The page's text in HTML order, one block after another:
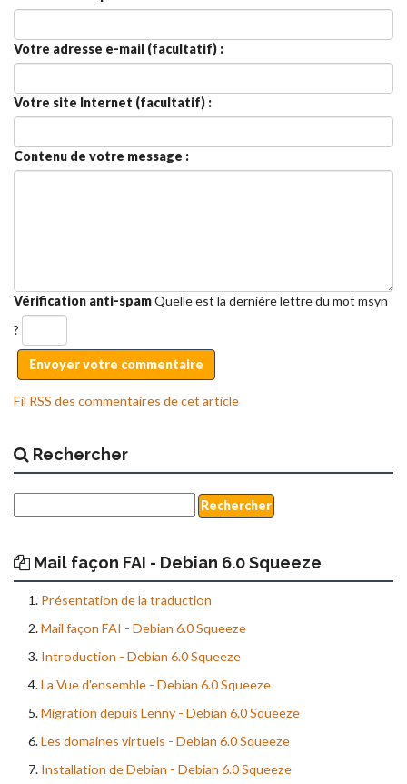
Votre adresse e-mail (facultatif) :
Votre site Internet (facultatif) :
Contenu de votre message :
Vérification anti-spamQuelle est la dernièrelettre du mot msyn
?
Fil RSS des commentaires de cet article
Rechercher
Mail façon FAI - Debian 6.0 Squeeze
Présentation de la traduction
Mail façon FAI - Debian 6.0 Squeeze
Introduction - Debian 6.0 Squeeze
La Vue d'ensemble - Debian 6.0 Squeeze
Migration depuis Lenny - Debian 6.0 Squeeze
Les domaines virtuels - Debian 6.0 Squeeze
Installation de Debian - Debian 6.0 Squeeze